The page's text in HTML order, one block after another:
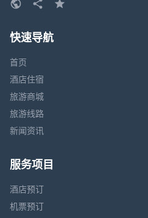
快速导航
首页
酒店住宿
旅游商城
旅游线路
新闻资讯
服务项目
酒店预订
机票预订